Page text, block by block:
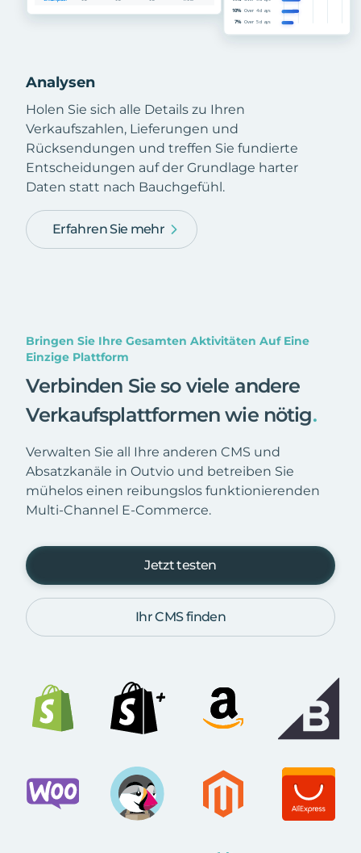
Analysen
Holen Sie sich alle Details zu Ihren
Verkaufszahlen, Lieferungen und
Rücksendungen und treffen Sie fundierte
Entscheidungen auf der Grundlage harter
Daten statt nach Bauchgefühl.
Erfahren Sie mehr
Bringen Sie Ihre Gesamten Aktivitäten Auf Eine
Einzige Plattform
Verbinden Sie so viele andere
Verkaufsplattformen wie nötig.
Verwalten Sie all Ihre anderen CMS und
Absatzkanäle in Outvio und betreiben Sie
mühelos einen reibungslos funktionierenden
Multi-Channel E-Commerce.
Jetzt testen
Ihr CMS finden